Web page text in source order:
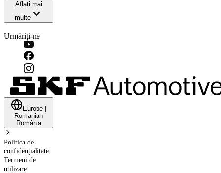
Aflați mai
multe
Urmăriți-ne
Europe
Romanian
România
Politica de
confidențialitate
Termeni de
utilizare